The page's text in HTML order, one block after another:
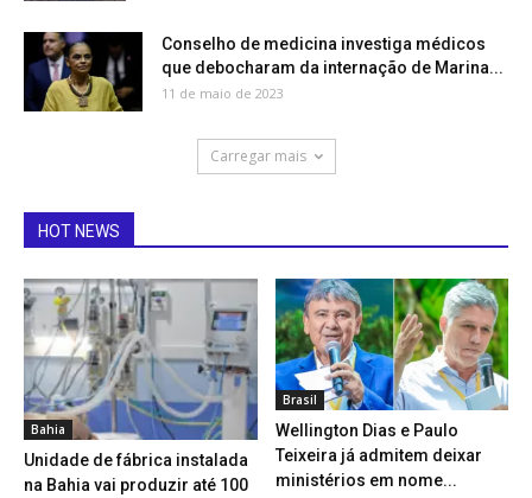
Conselho de medicina investiga médicos
que debocharam da internação de Marina...
11 de maio de 2023
Carregar mais
HOT NEWS
Bahia
Unidade de fábrica instalada
na Bahia vai produzir até 100
Brasil
Wellington Dias e Paulo
Teixeira já admitem deixar
ministérios em nome...